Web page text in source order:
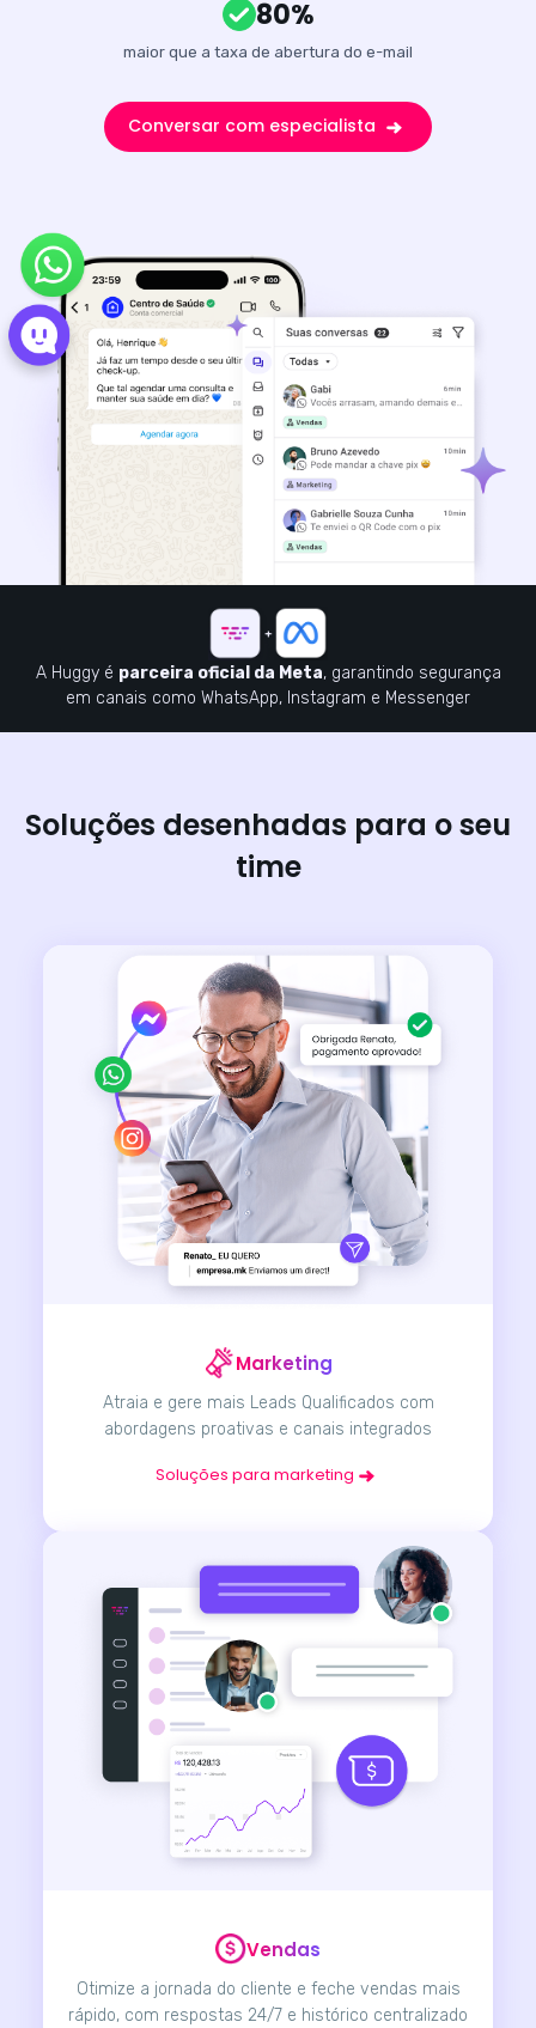
80%
maior que a taxa de abertura do e-mail
Conversar com especialista
A Huggy é parceira oficial da Meta, garantindo segurança
em canais como WhatsApp, Instagram e Messenger
Soluções desenhadas para o seu
time
Marketing
Atraia e gere mais Leads Qualificados com
abordagens proativas e canais integrados
Soluções para marketing
Vendas
Otimize a jornada do cliente e feche vendas mais
rápido, com respostas 24/7 e histórico centralizado